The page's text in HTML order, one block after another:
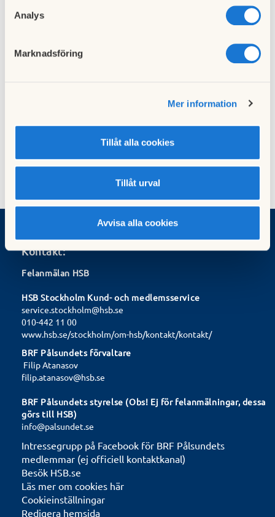
Analys
Marknadsföring
Mer information
Tillåt alla cookies
Tillåt urval
Avvisa alla cookies
Föregående nyhet
Kontakt:
Felanmälan HSB
HSB Stockholm Kund- och medlemsservice
service.stockholm@hsb.se
010-442 11 00
www.hsb.se/stockholm/om-hsb/kontakt/kontakt/
BRF Pålsundets förvaltare
Filip Atanasov
filip.atanasov@hsb.se
BRF Pålsundets styrelse (Obs! Ej för felanmälningar, dessa
görs till HSB)
info@palsundet.se
Intressegrupp på Facebook för BRF Pålsundets
medlemmar (ej officiell kontaktkanal)
Besök HSB.se
Läs mer om cookies här
Cookieinställningar
Redigera hemsida